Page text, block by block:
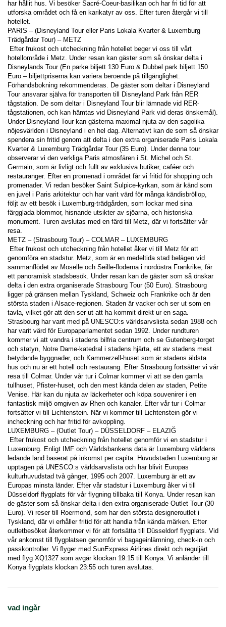
har hållit hus. Vi besöker Sacré-Coeur-basilikan och har fri tid för att
utforska området och få en karikatyr av oss. Efter turen återgår vi till
hotellet.
PARIS – (Disneyland Tour eller Paris Lokala Kvarter & Luxemburg
Trädgårdar Tour) – METZ
hotellområde i Metz. Under resan kan gäster som så önskar delta i
Disneylands Tour (En parke biljett 130 Euro & Dubbel park biljett 150
Euro – biljettpriserna kan variera beroende på tillgänglighet.
Förhandsbokning rekommenderas. De gäster som deltar i Disneyland
Tour ansvarar själva för transporten till Disneyland Park från RER
tågstation. De som deltar i Disneyland Tour blir lämnade vid RER-
tågstationen, och kan hämtas vid Disneyland Park vid deras önskemål).
Under Disneyland Tour kan gästerna maximal njuta av den sagolika
nöjesvärlden i Disneyland i en hel dag. Alternativt kan de som så önskar
spendera sin fritid genom att delta i den extra organiserade Paris Lokala
Kvarter & Luxemburg Trädgårdar Tour (35 Euro). Under denna tour
observerar vi den verkliga Paris atmosfären i St. Michel och St.
Germain, som är livligt och fullt av exklusiva butiker, caféer och
restauranger. Efter en promenad i området får vi fritid för shopping och
promenader. Vi redan besöker Saint Sulpice-kyrkan, som är känd som
en juvel i Paris arkitektur och har varit värd för många kändisbröllop,
följt av ett besök i Luxemburg-trädgården, som lockar med sina
färgglada blommor, hisnande utsikter av sjöarna, och historiska
monument. Turen avslutas med en färd till Metz, där vi fortsätter vår
resa.
METZ – (Strasbourg Tour) – COLMAR – LUXEMBURG
genomföra en stadstur. Metz, som är en medeltida stad belägen vid
sammanflödet av Moselle och Seille-floderna i nordöstra Frankrike, får
ett panoramisk stadsbesök. Under resan kan de gäster som så önskar
delta i den extra organiserade Strasbourg Tour (50 Euro). Strasbourg
ligger på gränsen mellan Tyskland, Schweiz och Frankrike och är den
största staden i Alsace-regionen. Staden är vacker och ser ut som en
tavla, vilket gör att den ser ut att ha kommit direkt ur en saga.
Strasbourg har varit med på UNESCO:s världsarvslista sedan 1988 och
har varit värd för Europaparlamentet sedan 1992. Under rundturen
kommer vi att vandra i stadens bilfria centrum och se Gutenberg-torget
och statyn, Notre Dame-katedral i stadens hjärta, ett av stadens mest
betydande byggnader, och Kammerzell-huset som är stadens äldsta
hus och nu är ett hotell och restaurang. Efter Strasbourg fortsätter vi vår
resa till Colmar. Under vår tur i Colmar kommer vi att se den gamla
tullhuset, Pfister-huset, och den mest kända delen av staden, Petite
Venise. Här kan du njuta av läckerheter och köpa souvenirer i en
fantastisk miljö omgiven av Rhen och kanaler. Efter vår tur i Colmar
fortsätter vi till Lichtenstein. När vi kommer till Lichtenstein gör vi
incheckning och har fritid för avkoppling.
LUXEMBURG – (Outlet Tour) – DÜSSELDORF – ELAZIĞ
Luxemburg. Enligt IMF och Världsbankens data är Luxemburg världens
ledande land baserat på inkomst per capita. Huvudstaden Luxemburg är
upptagen på UNESCO:s världsarvslista och har blivit Europas
kulturhuvudstad två gånger, 1995 och 2007. Luxemburg är ett av
Europas minsta länder. Efter vår stadstur i Luxemburg åker vi till
Düsseldorf flygplats för vår flygning tillbaka till Konya. Under resan kan
de gäster som så önskar delta i den extra organiserade Outlet Tour (30
Euro). Vi reser till Roermond, som har den största designeroutlet i
Tyskland, där vi erhåller fritid för att handla från kända märken. Efter
outletbesöket återkommer vi för att fortsätta till Düsseldorf flygplats. Vid
vår ankomst till flygplatsen genomför vi bagageinlämning, check-in och
passkontroller. Vi flyger med SunExpress Airlines direkt och reguljärt
med flyg XQ1327 som avgår klockan 19:15 till Konya. Vi anländer till
Konya flygplats klockan 23:55 och turen avslutas.
vad ingår